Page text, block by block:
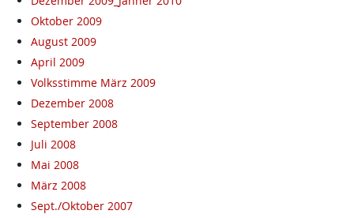
Oktober 2009
August 2009
April 2009
Volksstimme März 2009
Dezember 2008
September 2008
Juli 2008
Mai 2008
März 2008
Sept./Oktober 2007